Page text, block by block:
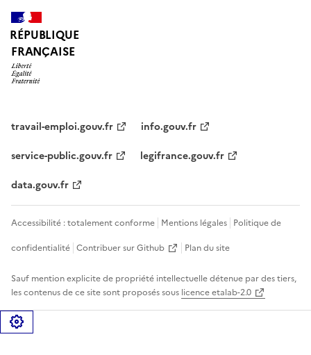
RÉPUBLIQUE
FRANÇAISE
travail-emploi.gouv.fr
info.gouv.fr
service-public.gouv.fr
legifrance.gouv.fr
data.gouv.fr
Accessibilité : totalement conforme Mentions légales Politique de
confidentialité Contribuer sur Github Plan du site
Sauf mention explicite de propriété intellectuelle détenue par des tiers,
les contenus de ce site sont proposés sous licence etalab-2.0
Gérer les cookies